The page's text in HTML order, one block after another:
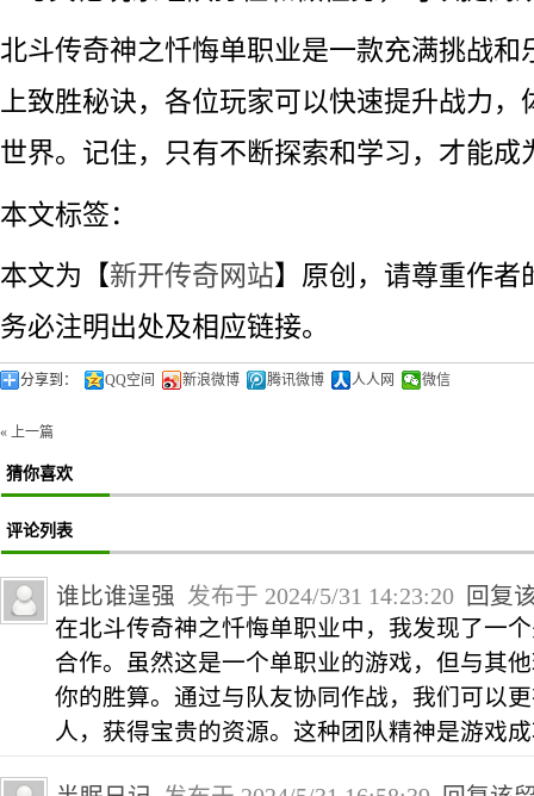
北斗传奇神之忏悔单职业是一款充满挑战和
上致胜秘诀，各位玩家可以快速提升战力，
世界。记住，只有不断探索和学习，才能成
本文标签：
本文为【新开传奇网站】原创，请尊重作者
务必注明出处及相应链接。
分享到： QQ空间 新浪微博 腾讯微博 人人网 微信
« 上一篇
猜你喜欢
评论列表
谁比谁逞强 发布于 2024/5/31 14:23:20 回复
在北斗传奇神之忏悔单职业中，我发现了一
合作。虽然这是一个单职业的游戏，但与其
你的胜算。通过与队友协同作战，我们可以
人，获得宝贵的资源。这种团队精神是游戏